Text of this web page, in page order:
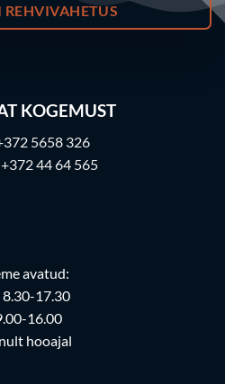
REHVIVAHETUS
KOGEMUST
5658 326
+372 44 64 565
avatud:
8.30-17.30
16.00
hooajal